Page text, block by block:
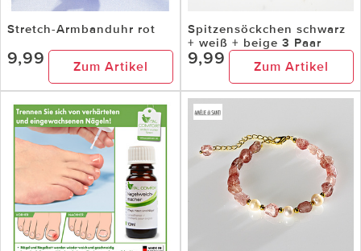
Stretch-Armbanduhr rot
9,99 Zum Artikel
Spitzensöckchen schwarz
+ weiß + beige 3 Paar
9,99 Zum Artikel